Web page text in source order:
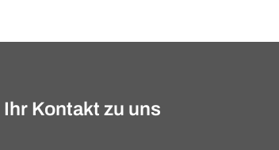
Ihr Kontakt zu uns